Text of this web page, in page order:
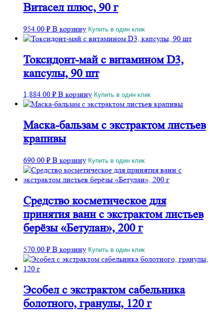
Витасел плюс, 90 г
954.00 ₽ В корзину Купить в один клик
Токсидонт-май с витамином D3,
капсулы, 90 шт
1,884.00 ₽ В корзину Купить в один клик
Маска-бальзам с экстрактом листьев
крапивы
690.00 ₽ В корзину Купить в один клик
Средство косметическое для
принятия ванн с экстрактом листьев
берёзы «Бетулан», 200 г
570.00 ₽ В корзину Купить в один клик
Эсобел с экстрактом сабельника
болотного, гранулы, 120 г